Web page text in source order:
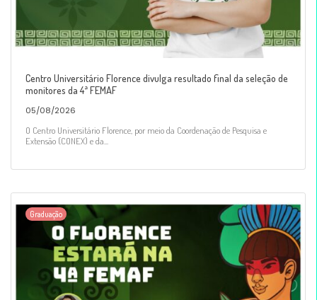
Centro Universitário Florence divulga resultado final da seleção de
monitores da 4ª FEMAF
05/08/2026
O Centro Universitário Florence, por meio da Coordenação de Pesquisa e
Extensão (CONEX) e da...
Graduação